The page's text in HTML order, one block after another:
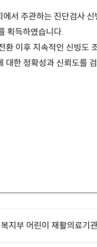
서 주관하는 진단검사
획득하였습니다.
이후 지속적인 신빙도
한 정확성과 신뢰도를
지부 어린이 재활의료기